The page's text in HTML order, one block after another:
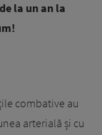
la un an la
combative au
arterială și cu